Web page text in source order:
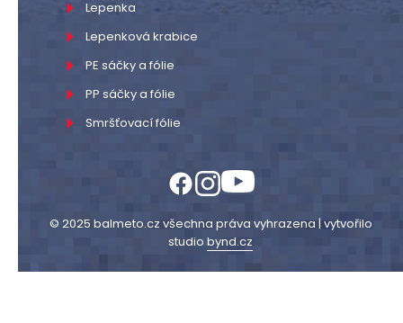
Lepenka
Lepenková krabice
PE sáčky a fólie
PP sáčky a fólie
Smršťovací fólie
© 2025 balmeto.cz všechna práva vyhrazena | vytvořilo
studio bynd.cz